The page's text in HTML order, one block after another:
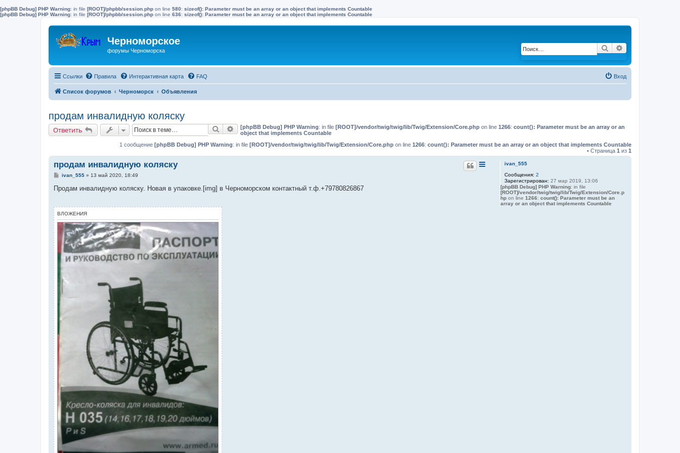
[phpBB Debug] PHP Warning: in file [ROOT]/phpbb/session.php on line 580: sizeof(): Parameter must be an array or an object that implements Countable
[phpBB Debug] PHP Warning: in file [ROOT]/phpbb/session.php on line 636: sizeof(): Parameter must be an array or an object that implements Countable
Черноморское
форумы Черноморска Поиск
Ссылки Правила Интерактивная карта FAQ Вход
Список форумов Черноморск Объявления
продам инвалидную коляску
Ответить Поиск Расширенный поиск
[phpBB Debug] PHP Warning: in file [ROOT]/vendor/twig/twig/lib/Twig/Extension/Core.php on line 1266: count(): Parameter must be an array or an
object that implements Countable
1 сообщение [phpBB Debug] PHP Warning: in file [ROOT]/vendor/twig/twig/lib/Twig/Extension/Core.php on line 1266: count(): Parameter must be an array or an object that implements Countable
• Страница 1 из 1
ivan_555
Сообщения: 2
Зарегистрирован: 27 мар 2019, 13:06
[phpBB Debug] PHP Warning: in file
[ROOT]/vendor/twig/twig/lib/Twig/Extension/Core.p
hpon line 1266: count(): Parameter must be an
array or an object that implements Countable
продам инвалидную коляску
С
о
н
и
е
ivan_555» 13 май 2020, 18:49
Продам инвалидную коляску. Новая в упаковке.[img] в Черноморском контактный т.ф.+79780826867
ВЛОЖЕНИЯ